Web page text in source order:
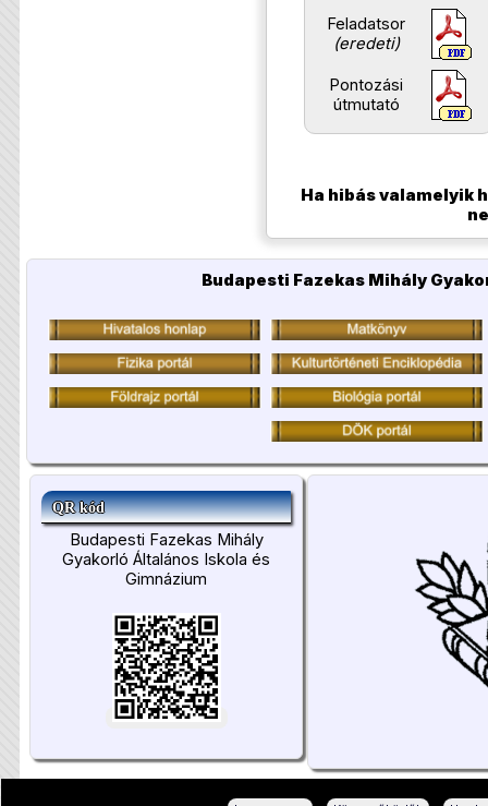
Feladatsor
(eredeti)
Pontozási
útmutató
Ha hibás valamelyik
Budapesti Fazekas Mihály
QR kód
Budapesti Fazekas Mihály
Gyakorló Általános Iskola és
Gimnázium